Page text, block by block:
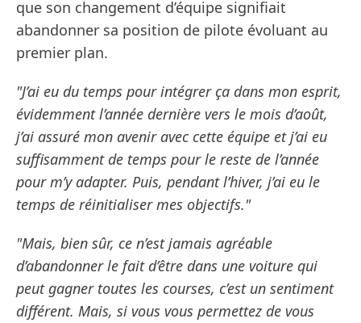
que son changement d’équipe signifiait
abandonner sa position de pilote évoluant au
premier plan.
"J’ai eu du temps pour intégrer ça dans mon esprit,
évidemment l’année dernière vers le mois d’août,
j’ai assuré mon avenir avec cette équipe et j’ai eu
suffisamment de temps pour le reste de l’année
pour m’y adapter. Puis, pendant l’hiver, j’ai eu le
temps de réinitialiser mes objectifs."
"Mais, bien sûr, ce n’est jamais agréable
d’abandonner le fait d’être dans une voiture qui
peut gagner toutes les courses, c’est un sentiment
différent. Mais, si vous vous permettez de vous